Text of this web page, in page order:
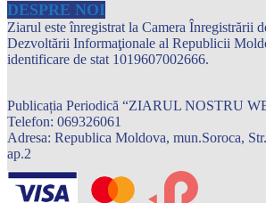
DESPRE NOI
Ziarul este înregistrat la Camera Înregistrării
Dezvoltării Informaţionale al Republicii
identificare de stat 1019607002666.
Publicația Periodică “ZIARUL NOSTRU
Telefon: 069326061
Adresa: Republica Moldova, mun.Soroca,
ap.2